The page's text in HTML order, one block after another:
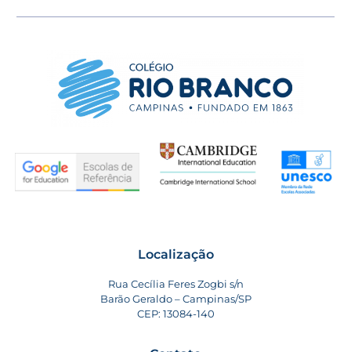
Localização
Rua Cecília Feres Zogbi s/n
Barão Geraldo – Campinas/SP
CEP: 13084-140